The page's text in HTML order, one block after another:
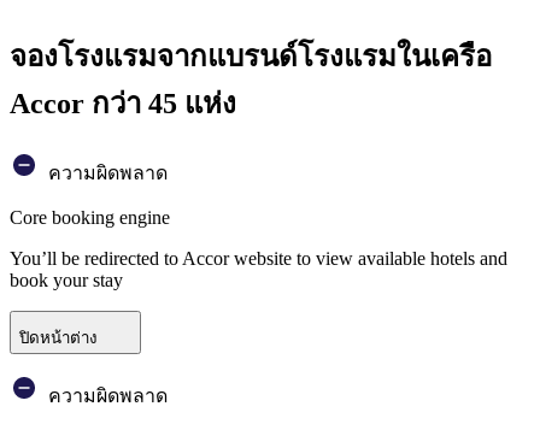
จองโรงแรมจากแบรนด์โรงแรมในเครือ
Accor กว่า 45 แห่ง
ความผิดพลาด
Core booking engine
You’ll be redirected to Accor website to view available hotels and
book your stay
ปิดหน้าต่าง
ความผิดพลาด